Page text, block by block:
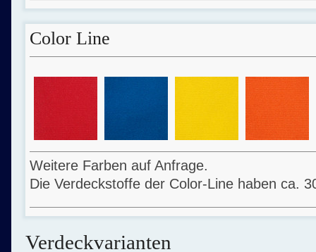
Color Line
Weitere Farben auf Anfrage.
Die Verdeckstoffe der Color-Line haben ca.
Verdeckvarianten